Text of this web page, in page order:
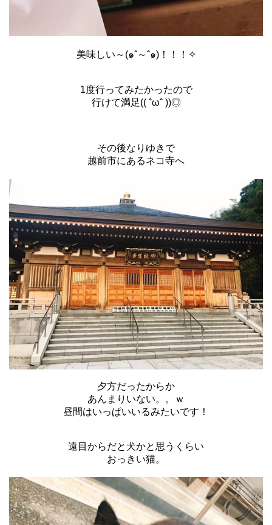
美味しい～(๑ˆ～ˆ๑)！！！✧
1度行ってみたかったので
行けて満足(( ˆωˆ ))◎
その後なりゆきで
越前市にあるネコ寺へ
夕方だったからか
あんまりいない。。ｗ
昼間はいっぱいいるみたいです！
遠目からだと犬かと思うくらい
おっきい猫。